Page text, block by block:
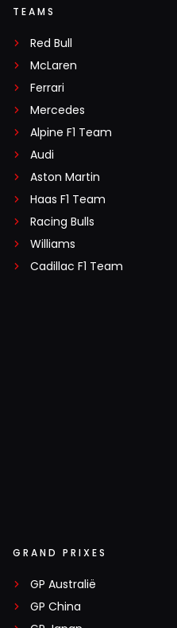
TEAMS
Red Bull
McLaren
Ferrari
Mercedes
Alpine F1 Team
Audi
Aston Martin
Haas F1 Team
Racing Bulls
Williams
Cadillac F1 Team
GRAND PRIXES
GP Australië
GP China